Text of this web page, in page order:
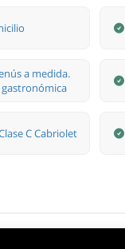
a medida.
С Cabriolet